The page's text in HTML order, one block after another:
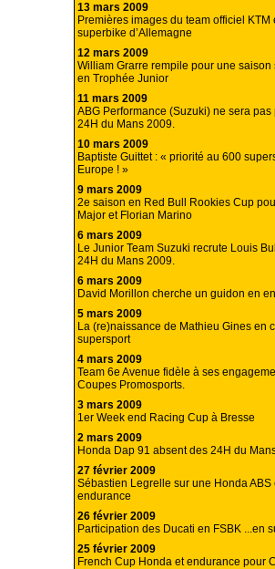
13 mars 2009
Premières images du team officiel KTM
superbike d’Allemagne
12 mars 2009
William Grarre rempile pour une saison
en Trophée Junior
11 mars 2009
ABG Performance (Suzuki) ne sera pas
24H du Mans 2009.
10 mars 2009
Baptiste Guittet : « priorité au 600
Europe ! »
9 mars 2009
2e saison en Red Bull Rookies Cup
Major et Florian Marino
6 mars 2009
Le Junior Team Suzuki recrute Louis
24H du Mans 2009.
6 mars 2009
David Morillon cherche un guidon en
5 mars 2009
La (re)naissance de Mathieu Gines en
supersport
4 mars 2009
Team 6e Avenue fidèle à ses
Coupes Promosports.
3 mars 2009
1er Week end Racing Cup à Bresse
2 mars 2009
Honda Dap 91 absent des 24H du
27 février 2009
Sébastien Legrelle sur une Honda ABS
endurance
26 février 2009
Participation des Ducati en FSBK ...en
25 février 2009
French Cup Honda et endurance pour